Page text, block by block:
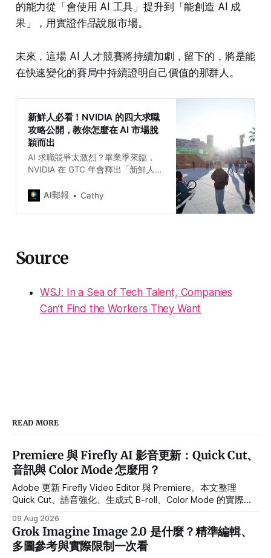
的能力從「會使用 AI 工具」提升到「能創造 AI 成
果」，用實證作品說服市場。
未來，這場 AI 人才競賽將持續加劇，留下的，將是能
在快速變化的賽局中持續證明自己價值的那群人。
新鮮人必看！NVIDIA 的四大求職
攻略公開，教你怎麼在 AI 市場脫
穎而出
AI 求職競爭太激烈？畢業季來臨，
NVIDIA 在 GTC 年會釋出「新鮮人闖
AI 圈，從藝術系、社會系到工程背景
AI郵報 Cathy
Source
WSJ: In a Sea of Tech Talent, Companies
Can’t Find the Workers They Want
READ MORE
Premiere 與 Firefly AI 影音更新：Quick Cut、
音訊與 Color Mode 怎麼用？
Adobe 更新 Firefly Video Editor 與 Premiere。本文整理
Quick Cut、語音強化、生成式 B-roll、Color Mode 的實際用
09 Aug 2026
Grok Imagine Image 2.0 是什麼？精準編輯、
多圖參考與實際限制一次看